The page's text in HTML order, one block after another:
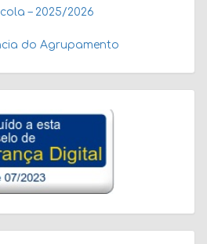
– 2025/2026
do Agrupamento